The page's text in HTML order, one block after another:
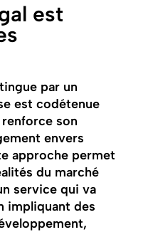
est
par un
est codétenue
son
envers
approche permet
du marché
service qui va
impliquant des